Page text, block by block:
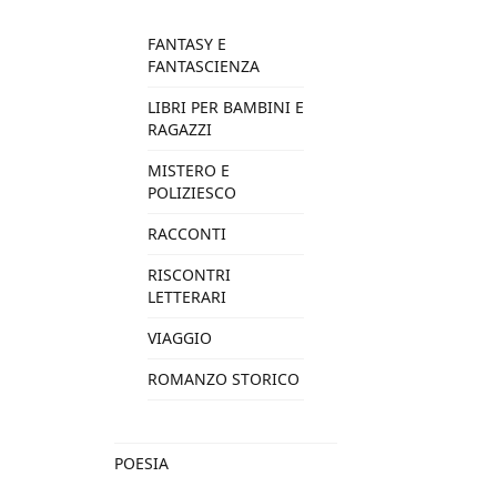
FANTASY E
FANTASCIENZA
LIBRI PER BAMBINI E
RAGAZZI
MISTERO E
POLIZIESCO
RACCONTI
RISCONTRI
LETTERARI
VIAGGIO
ROMANZO STORICO
POESIA